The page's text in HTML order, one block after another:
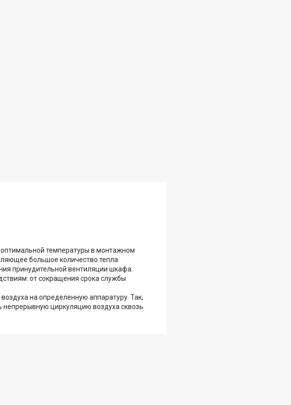
температуры в монтажном
большое количество тепла
принудительной вентиляции шкафа.
от сокращения срока службы
на определенную аппаратуру. Так,
непрерывную циркуляцию воздуха сквозь